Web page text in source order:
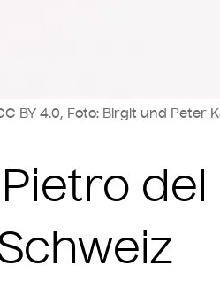
del
BY 4.0, Foto: Birgit und Peter